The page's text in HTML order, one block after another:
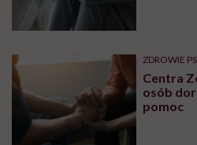
ZDROWIE
Centra
osób
pomoc